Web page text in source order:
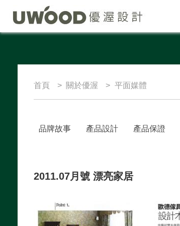
首頁 關於優渥 平面媒體
品牌故事 產品設計 產品保證
2011.07月號 漂亮家居